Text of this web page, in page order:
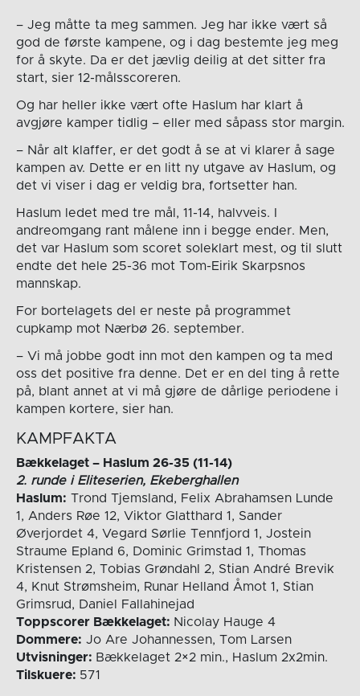
– Jeg måtte ta meg sammen. Jeg har ikke vært så
god de første kampene, og i dag bestemte jeg meg
for å skyte. Da er det jævlig deilig at det sitter fra
start, sier 12-målsscoreren.
Og har heller ikke vært ofte Haslum har klart å
avgjøre kamper tidlig – eller med såpass stor margin.
– Når alt klaffer, er det godt å se at vi klarer å sage
kampen av. Dette er en litt ny utgave av Haslum, og
det vi viser i dag er veldig bra, fortsetter han.
Haslum ledet med tre mål, 11-14, halvveis. I
andreomgang rant målene inn i begge ender. Men,
det var Haslum som scoret soleklart mest, og til slutt
endte det hele 25-36 mot Tom-Eirik Skarpsnos
mannskap.
For bortelagets del er neste på programmet
cupkamp mot Nærbø 26. september.
– Vi må jobbe godt inn mot den kampen og ta med
oss det positive fra denne. Det er en del ting å rette
på, blant annet at vi må gjøre de dårlige periodene i
kampen kortere, sier han.
KAMPFAKTA
Bækkelaget – Haslum 26-35 (11-14)
2. runde i Eliteserien, Ekeberghallen
Haslum: Trond Tjemsland, Felix Abrahamsen Lunde
1, Anders Røe 12, Viktor Glatthard 1, Sander
Øverjordet 4, Vegard Sørlie Tennfjord 1, Jostein
Straume Epland 6, Dominic Grimstad 1, Thomas
Kristensen 2, Tobias Grøndahl 2, Stian André Brevik
4, Knut Strømsheim, Runar Helland Åmot 1, Stian
Grimsrud, Daniel Fallahinejad
Toppscorer Bækkelaget: Nicolay Hauge 4
Dommere: Jo Are Johannessen, Tom Larsen
Utvisninger: Bækkelaget 2×2 min., Haslum 2x2min.
Tilskuere: 571